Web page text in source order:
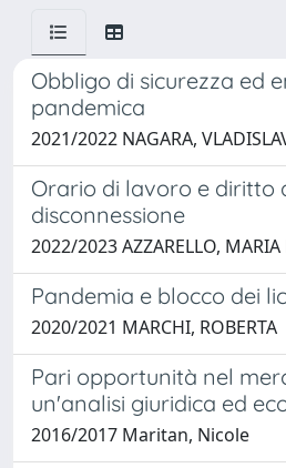
Obbligo di sicurezza ed
pandemica
2021/2022 NAGARA,
Orario di lavoro e diritto
disconnessione
2022/2023 AZZARELLO, MARIA
Pandemia e blocco dei
2020/2021 MARCHI, ROBERTA
Pari opportunità nel
un'analisi giuridica ed
2016/2017 Maritan, Nicole